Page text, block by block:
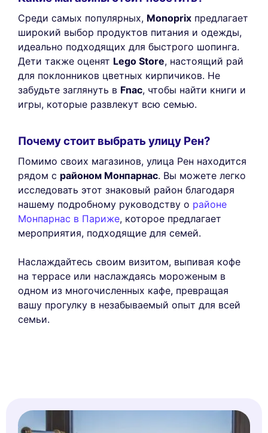
Среди самых популярных, Monoprix предлагает
широкий выбор продуктов питания и одежды,
идеально подходящих для быстрого шопинга.
Дети также оценят Lego Store, настоящий рай
для поклонников цветных кирпичиков. Не
забудьте заглянуть в Fnac, чтобы найти книги и
игры, которые развлекут всю семью.
Почему стоит выбрать улицу Рен?
Помимо своих магазинов, улица Рен находится
рядом с районом Монпарнас. Вы можете легко
исследовать этот знаковый район благодаря
нашему подробному руководству о районе
Монпарнас в Париже, которое предлагает
мероприятия, подходящие для семей.
Наслаждайтесь своим визитом, выпивая кофе
на террасе или наслаждаясь мороженым в
одном из многочисленных кафе, превращая
вашу прогулку в незабываемый опыт для всей
семьи.